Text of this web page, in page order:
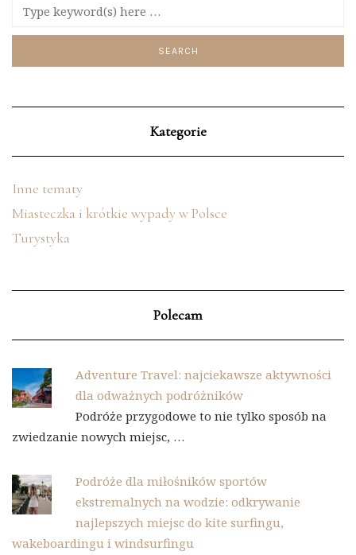
Kategorie
Inne tematy
Miasteczka i krótkie wypady w Polsce
Turystyka
Polecam
Adventure Travel: najciekawsze aktywności
dla odważnych podróżników
Podróże przygodowe to nie tylko sposób na
zwiedzanie nowych miejsc, …
Podróże dla miłośników sportów
ekstremalnych na wodzie: odkrywanie
najlepszych miejsc do kite surfingu,
wakeboardingu i windsurfingu